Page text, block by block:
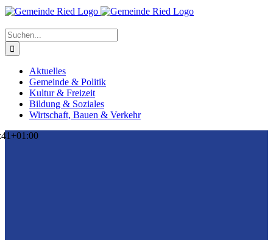
Suche
nach:
Aktuelles
Gemeinde & Politik
Kultur & Freizeit
Bildung & Soziales
Wirtschaft, Bauen & Verkehr